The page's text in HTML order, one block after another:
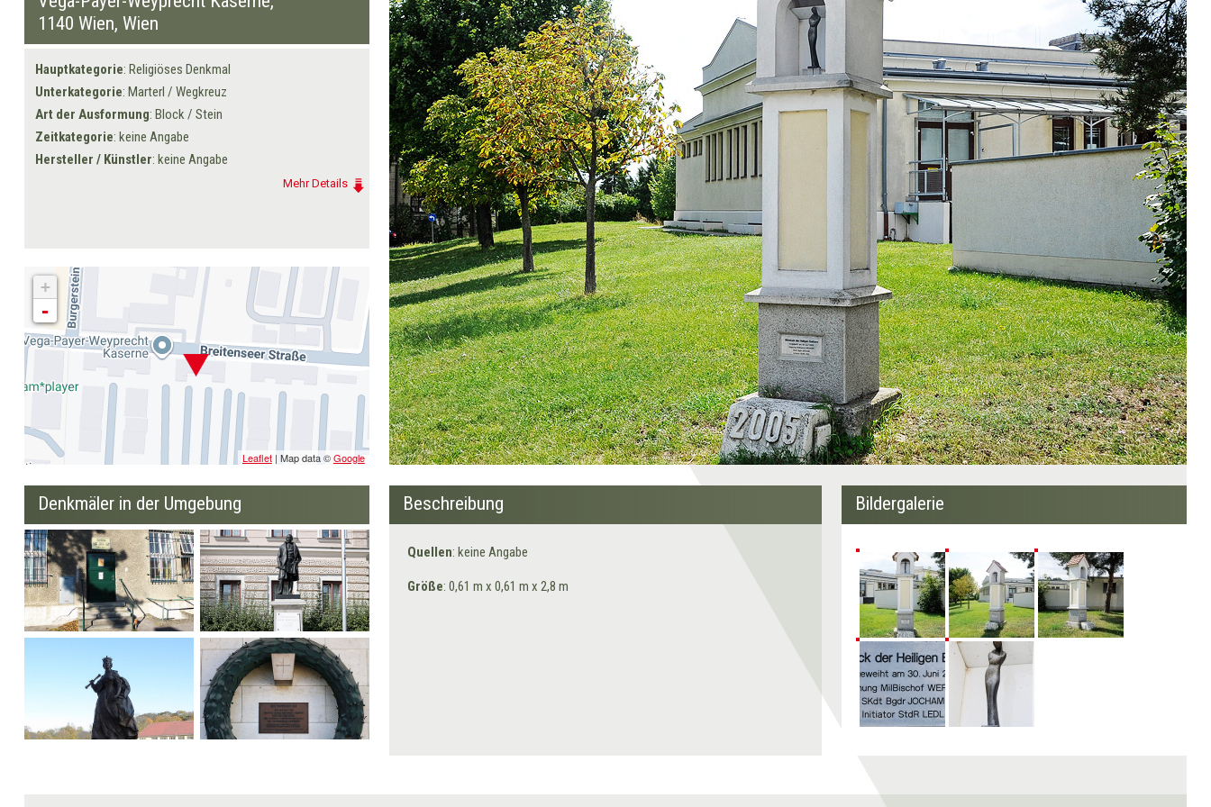
1140 Wien, Wien
Hauptkategorie: Religiöses Denkmal
Unterkategorie: Marterl / Wegkreuz
Art der Ausformung: Block / Stein
Zeitkategorie: keine Angabe
Hersteller / Künstler: keine Angabe
Mehr Details
+
-
Leaflet| Map data ©Google
Beschreibung
Quellen: keine Angabe
Größe: 0,61 m x 0,61 m x 2,8 m
Bildergalerie
Denkmäler in der Umgebung
Islamischer Gebetsraum Radetzky Statue
Statue Maria Theresia
Ehrenhalle Kranz und
Inschrift